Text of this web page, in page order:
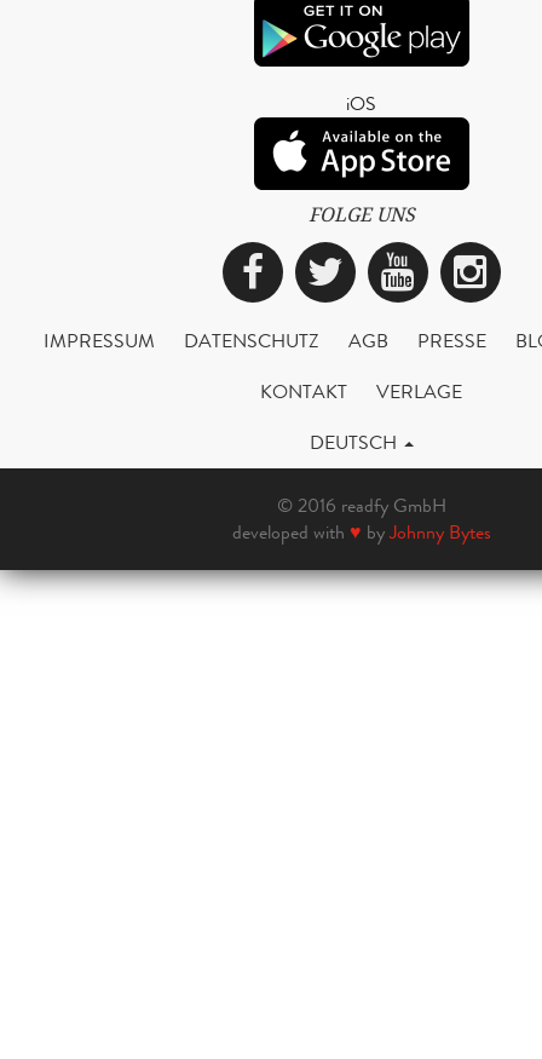
iOS
FOLGE UNS
Facebook
Twitter
IMPRESSUM DATENSCHUTZ AGB PRESSE
KONTAKT
VERLAGE
DEUTSCH
© 2016 readfy GmbH
developed with ♥ byJohnny Bytes